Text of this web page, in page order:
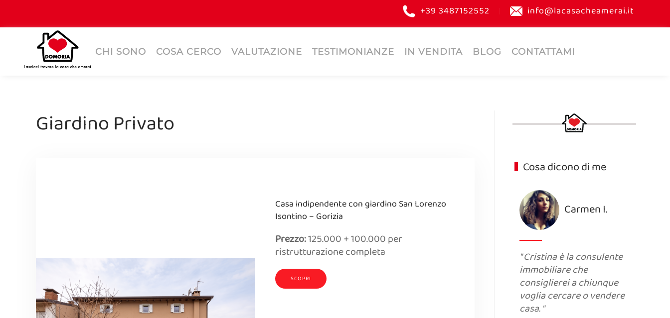
+39 3487152552 info@lacasacheamerai.it
CHI SONO COSA CERCO VALUTAZIONE TESTIMONIANZE IN VENDITA BLOG CONTATTAMI
Giardino Privato
Casa indipendente con giardino San Lorenzo
Isontino – Gorizia
Prezzo:125.000 + 100.000 per
ristrutturazione completa
SCOPRI
Cosa dicono di me
Carmen I.
Cristina è la consulente
immobiliare che
consiglierei a chiunque
voglia cercare o vendere
casa.